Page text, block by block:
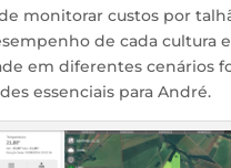
monitorar custos por
de cada cultura
em diferentes cenários
essenciais para André.